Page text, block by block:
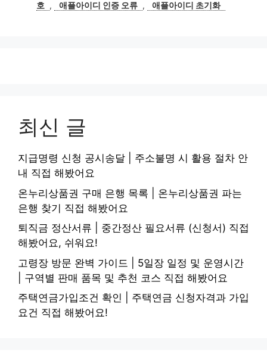
호
, 애플아이디 인증 오류 , 애플아이디 초기화
최신 글
지급명령 신청 공시송달 | 주소불명 시 활용 절차 안
내 직접 해봤어요
온누리상품권 구매 은행 목록 | 온누리상품권 파는
은행 찾기 직접 해봤어요
퇴직금 정산서류 | 중간정산 필요서류 (신청서) 직접
해봤어요, 쉬워요!
고령장 방문 완벽 가이드 | 5일장 일정 및 운영시간
| 구역별 판매 품목 및 추천 코스 직접 해봤어요
주택연금가입조건 확인 | 주택연금 신청자격과 가입
요건 직접 해봤어요!